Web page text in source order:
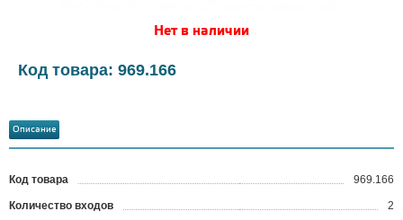
Нет в наличии
Код товара: 969.166
Описание
Код товара 969.166
Количество входов 2